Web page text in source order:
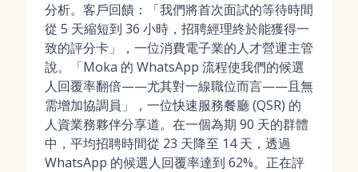
分析。客戶回饋：「我們將首次面試的等待時間
從 5 天縮短到 36 小時，招聘經理終於能獲得一
致的評分卡」，一位消費電子業的人才營運主管
說。「Moka 的 WhatsApp 流程使我們的候選
人回覆率翻倍——尤其對一線職位而言——且無
需增加協調員」，一位快速服務餐廳 (QSR) 的
人資業務夥伴分享道。在一個為期 90 天的群體
中，平均招聘時間從 23 天降至 14 天，透過
WhatsApp 的候選人回覆率達到 62%。正在評